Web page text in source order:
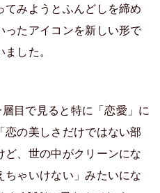
みようとふんどしを締め
ったアイコンを新しい形で
した。
目で見ると特に「恋愛」に
恋の美しさだけではない部
、世の中がクリーンにな
ゃいけない」みたいにな